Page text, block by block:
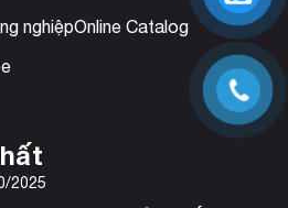
nghiệpOnline Catalog
2025